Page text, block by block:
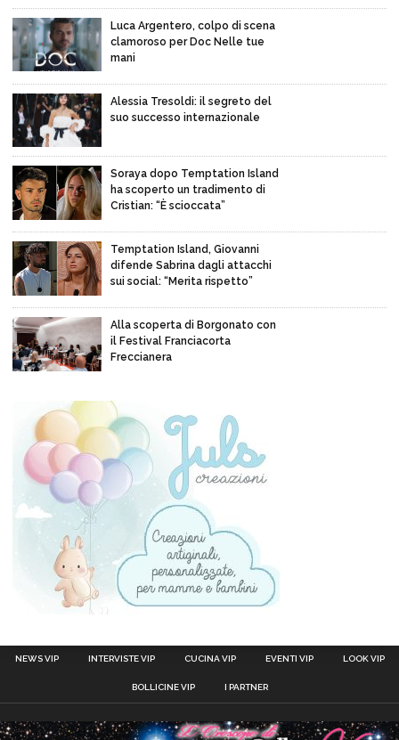
Luca Argentero, colpo di scena
clamoroso per Doc Nelle tue
mani
Alessia Tresoldi: il segreto del
suo successo internazionale
Soraya dopo Temptation Island
ha scoperto un tradimento di
Cristian: “È scioccata”
Temptation Island, Giovanni
difende Sabrina dagli attacchi
sui social: “Merita rispetto”
Alla scoperta di Borgonato con
il Festival Franciacorta
Freccianera
NEWS VIP INTERVISTE VIP CUCINA VIP EVENTI VIP LOOK VIP
BOLLICINE VIP I PARTNER